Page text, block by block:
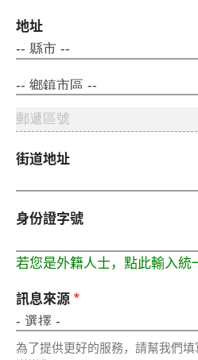
地址
街道地址
身份證字號
若您是外籍人士，點此輸入統
訊息來源 *
為了提供更好的服務，請幫我們填